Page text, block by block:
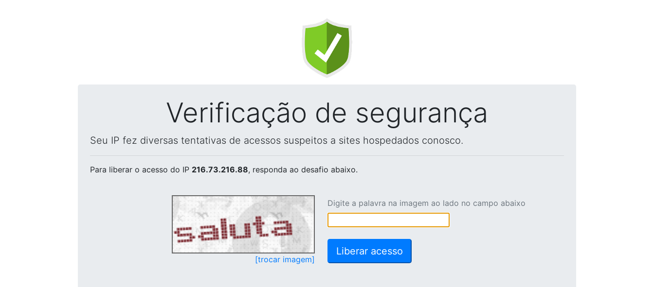
Verificação de segurança
Seu IP fez diversas tentativas de acessos suspeitos a sites hospedados conosco.
Para liberar o acesso do IP 216.73.216.88, responda ao desafio abaixo.
[trocar imagem]
Digite a palavra na imagem ao lado no campo abaixo